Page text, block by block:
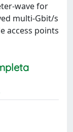
wave for
multi-Gbit/s
access points